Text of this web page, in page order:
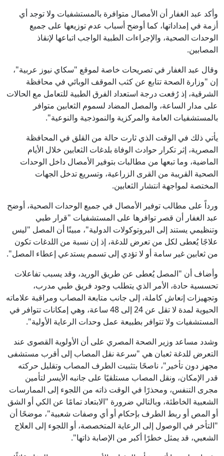
وأكد عبد الغفار أن الأمصال متوافرة بالمستشفيات ولا توجد أي
أزمة في إمداداتها، كما أوضح أسباب عدم توزيعها على جميع
الوحدات الصحية، والإجراءات الطبية الواجب اتباعها لإنقاذ
المصابين.
وقال عبد الغفار في تصريحات خاصة لموقع "سكاي نيوز عربية"،
إن "وزارة الصحة تتابع عن كثب الموقف الوبائي في محافظة
الشرقية، إذ رُفعت درجة استعداد الفرق الطبية للتعامل مع الحالات
على مدار الساعة، والمصل المضاد لسموم الثعابين متوافر
بالمستشفيات العامة والمركزية والنموذجية والنوعية".
يأتي ذلك في الوقت الذي ثارت حالة من القلق في المحافظة
المصرية، إثر تكرار حوادث الوفاة بلدغات الثعابين خلال الأيام
الماضية، وما تبعها من مطالبات بتوفير الأمصال داخل الوحدات
الصحية القريبة من القرى الزراعية، وتسريع تدخل الجهات
المختصة لمواجهة انتشار الثعابين.
ورداً على مطالب توفير الأمصال في جميع الوحدات الصحية، أوضح
عبد الغفار أن قصر توافرها على المستشفيات "قرار طبي
وتنظيمي يستند إلى البروتوكولات الدولية"، مبينًا أن المصل "ليس
علاجًا يُعطى لكل من تعرض للدغة، إذ إن نسبة من اللدغات تكون
من ثعابين غير سامة أو لا تؤدي إلى تسمم يستدعي إعطاء المصل".
وأضاف أن "المصل يُعطى عن طريق الوريد، وقد يسبب تفاعلات
تحسسية حادة، الأمر الذي يتطلب وجود فريق طبي مدرب،
وتجهيزات إنعاش كاملة، إلى جانب متابعة المصاب ومراقبة علاماته
الحيوية لمدة لا تقل عن 24 إلى 48 ساعة، وهي إمكانات تتوافر في
المستشفيات ولا تتوافر بطبيعة عمل وحدات الرعاية الأولية".
وشدد مساعد وزير الصحة المصري على أن الأولوية القصوى عند
التعرض للدغة ثعبان هي "سرعة نقل المصاب إلى أقرب مستشفى
مجهز دون تأخير"، ناصحًا بتثبيت الطرف المصاب وتقليل حركته
قدر الإمكان، ونقل المصاب مستلقيًا على جانبه الأيسر لتأمين
مجرى التنفس، ومحذرًا في الوقت ذاته من اللجوء إلى الممارسات
الشعبية الخاطئة، وبالتالي ضرورة "الابتعاد تمامًا عن الكي أو الشق
أو المص أو ربط الطرف بإحكام أو أي وصفات شعبية"، موضحًا أن
"التأخر في الوصول إلى الرعاية المتخصصة، أو اللجوء إلى العلاج
الشعبي، قد يمثل خطرًا أكبر من الإصابة ذاتها".